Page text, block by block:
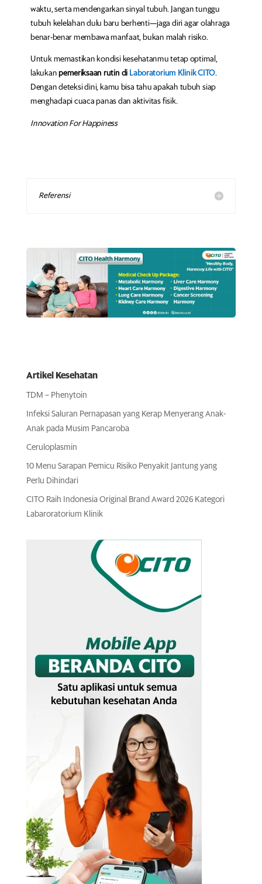
waktu, serta mendengarkan sinyal tubuh. Jangan tunggu
tubuh kelelahan dulu baru berhenti—jaga diri agar olahraga
benar-benar membawa manfaat, bukan malah risiko.
Untuk memastikan kondisi kesehatanmu tetap optimal,
lakukan pemeriksaan rutin di Laboratorium Klinik CITO.
Dengan deteksi dini, kamu bisa tahu apakah tubuh siap
menghadapi cuaca panas dan aktivitas fisik.
Innovation For Happiness
Referensi
Artikel Kesehatan
TDM – Phenytoin
Infeksi Saluran Pernapasan yang Kerap Menyerang Anak-
Anak pada Musim Pancaroba
Ceruloplasmin
10 Menu Sarapan Pemicu Risiko Penyakit Jantung yang
Perlu Dihindari
CITO Raih Indonesia Original Brand Award 2026 Kategori
Labaroratorium Klinik